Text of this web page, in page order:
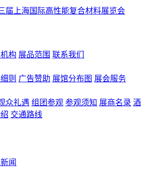
构 展品范围 联系我们
则 广告赞助 展馆分布图 展会服务
众礼遇 组团参观 参观须知 展商名录 酒
交通路线
闻